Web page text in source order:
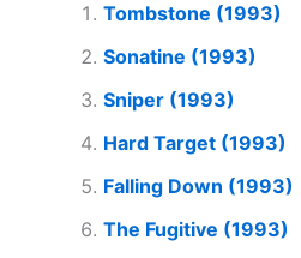
Tombstone (1993)
Sonatine (1993)
Sniper (1993)
Hard Target (1993)
Falling Down (1993)
The Fugitive (1993)